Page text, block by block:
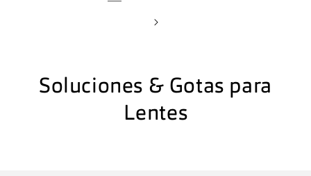
C
Soluciones & Gotas para
Lentes